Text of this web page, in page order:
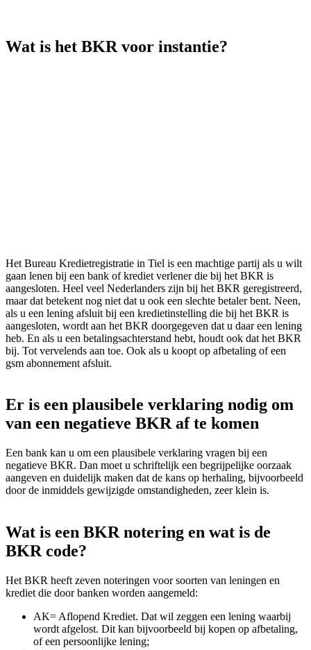
Wat is het BKR voor instantie?
Het Bureau Kredietregistratie in Tiel is een machtige partij als u wilt
gaan lenen bij een bank of krediet verlener die bij het BKR is
aangesloten. Heel veel Nederlanders zijn bij het BKR geregistreerd,
maar dat betekent nog niet dat u ook een slechte betaler bent. Neen,
als u een lening afsluit bij een kredietinstelling die bij het BKR is
aangesloten, wordt aan het BKR doorgegeven dat u daar een lening
heb. En als u een betalingsachterstand hebt, houdt ook dat het BKR
bij. Tot vervelends aan toe. Ook als u koopt op afbetaling of een
gsm abonnement afsluit.
Er is een plausibele verklaring nodig om
van een negatieve BKR af te komen
Een bank kan u om een plausibele verklaring vragen bij een
negatieve BKR. Dan moet u schriftelijk een begrijpelijke oorzaak
aangeven en duidelijk maken dat de kans op herhaling, bijvoorbeeld
door de inmiddels gewijzigde omstandigheden, zeer klein is.
Wat is een BKR notering en wat is de
BKR code?
Het BKR heeft zeven noteringen voor soorten van leningen en
krediet die door banken worden aangemeld:
AK= Aflopend Krediet. Dat wil zeggen een lening waarbij
wordt afgelost. Dit kan bijvoorbeeld bij kopen op afbetaling,
of een persoonlijke lening;